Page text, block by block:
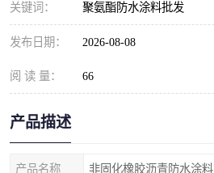
关键词： 聚氨酯防水涂料批发
发布日期： 2026-08-08
阅 读 量： 66
产品描述
产品名称 非固化橡胶沥青防水涂料